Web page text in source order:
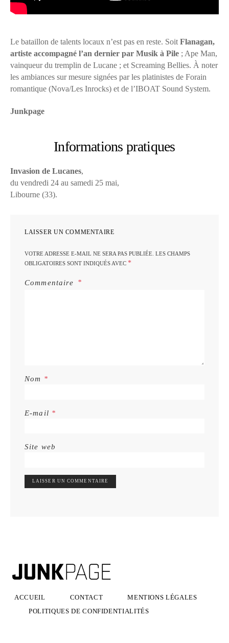
Le bataillon de talents locaux n’est pas en reste. Soit Flanagan,
artiste accompagné l’an dernier par Musik à Pile ; Ape Man,
vainqueur du tremplin de Lucane ; et Screaming Bellies. À noter
les ambiances sur mesure signées par les platinistes de Forain
romantique (Nova/Les Inrocks) et de l’IBOAT Sound System.
Junkpage
Informations pratiques
Invasion de Lucanes,
du vendredi 24 au samedi 25 mai,
Libourne (33).
LAISSER UN COMMENTAIRE
VOTRE ADRESSE E-MAIL NE SERA PAS PUBLIÉE. LES CHAMPS
OBLIGATOIRES SONT INDIQUÉS AVEC *
Commentaire
Nom *
E-mail *
Site web
ACCUEIL CONTACT
MENTIONS LÉGALES
POLITIQUES DE CONFIDENTIALITÉS